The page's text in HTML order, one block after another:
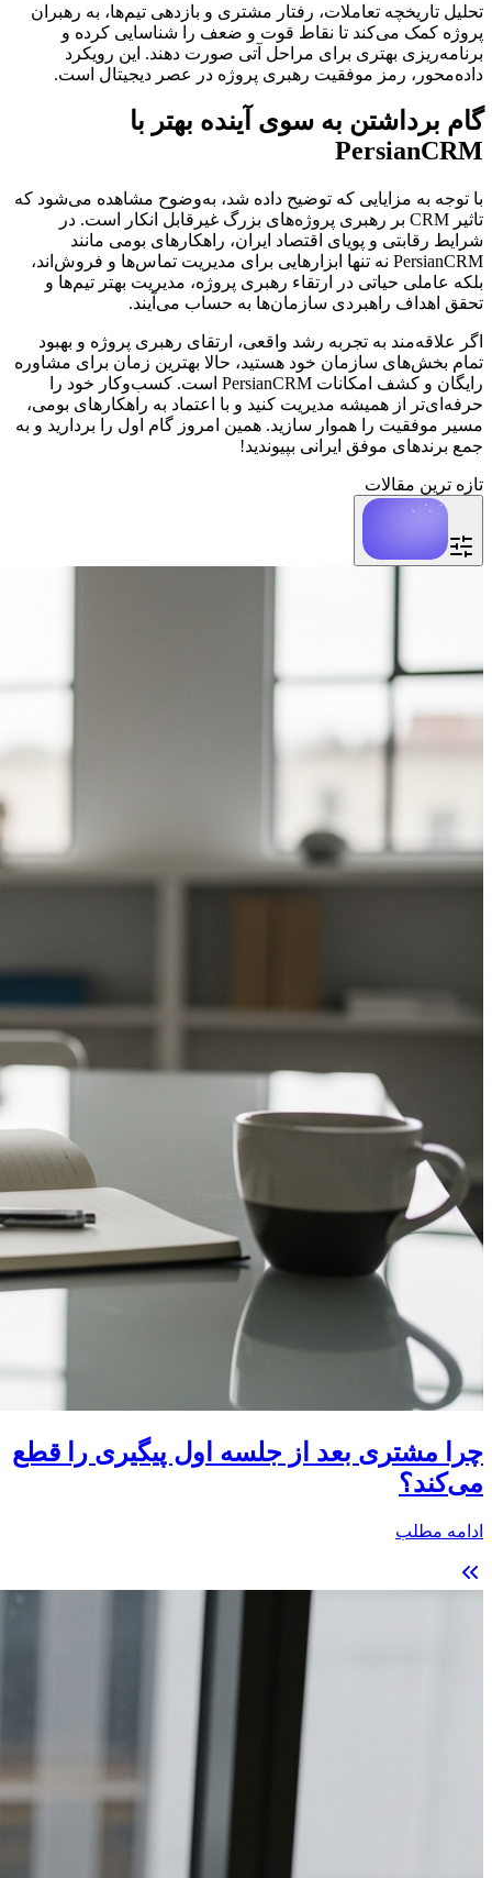
تحلیل تاریخچه تعاملات، رفتار مشتری و بازدهی تیم‌ها، به رهبران
پروژه کمک می‌کند تا نقاط قوت و ضعف را شناسایی کرده و
برنامه‌ریزی بهتری برای مراحل آتی صورت دهند. این رویکرد
داده‌محور، رمز موفقیت رهبری پروژه در عصر دیجیتال است.
گام برداشتن به سوی آینده بهتر با
PersianCRM
با توجه به مزایایی که توضیح داده شد، به‌وضوح مشاهده می‌شود که
تاثیر CRM بر رهبری پروژه‌های بزرگ غیرقابل انکار است. در
شرایط رقابتی و پویای اقتصاد ایران، راهکارهای بومی مانند
PersianCRM نه تنها ابزارهایی برای مدیریت تماس‌ها و فروش‌اند،
بلکه عاملی حیاتی در ارتقاء رهبری پروژه، مدیریت بهتر تیم‌ها و
تحقق اهداف راهبردی سازمان‌ها به حساب می‌آیند.
اگر علاقه‌مند به تجربه رشد واقعی، ارتقای رهبری پروژه و بهبود
تمام بخش‌های سازمان خود هستید، حالا بهترین زمان برای مشاوره
رایگان و کشف امکانات PersianCRM است. کسب‌وکار خود را
حرفه‌ای‌تر از همیشه مدیریت کنید و با اعتماد به راهکارهای بومی،
مسیر موفقیت را هموار سازید. همین امروز گام اول را بردارید و به
جمع برندهای موفق ایرانی بپیوندید!
تازه ترین مقالات
چرا مشتری بعد از جلسه اول پیگیری را قطع
می‌کند؟
ادامه مطلب